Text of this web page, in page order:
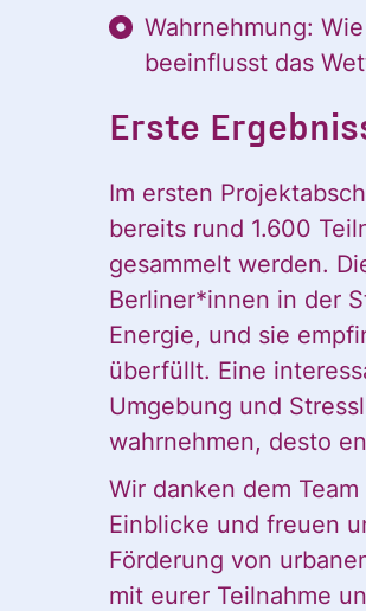
Wahrnehmung:
beeinflusst das
Erste
Im ersten
bereits rund 1.600
gesammelt werden.
Berliner*innen in der
Energie, und sie
überfüllt. Eine
Umgebung und
wahrnehmen, desto
Wir danken dem
Einblicke und freuen
Förderung von
mit eurer Teilnahme
Name
Vorname
Vorname
E-Mail*